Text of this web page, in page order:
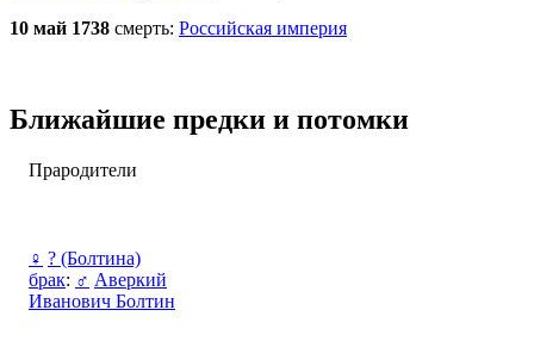
10 май 1738 смерть: Российская империя
Ближайшие предки и потомки
Прародители
♀ ? (Болтина)
брак: ♂ Аверкий
Иванович Болтин